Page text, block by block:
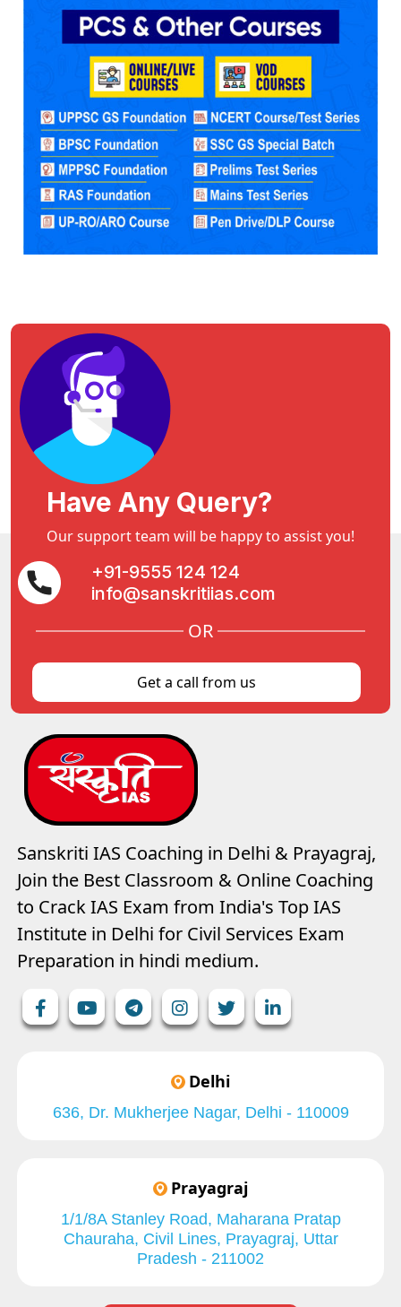
Have Any Query?
Our support team will be happy to assist you!
+91-9555 124 124
info@sanskritiias.com
OR
Get a call from us
Sanskriti IAS Coaching in Delhi & Prayagraj,
Join the Best Classroom & Online Coaching
to Crack IAS Exam from India's Top IAS
Institute in Delhi for Civil Services Exam
Preparation in hindi medium.
Delhi
636, Dr. Mukherjee Nagar, Delhi - 110009
Prayagraj
1/1/8A Stanley Road, Maharana Pratap
Chauraha, Civil Lines, Prayagraj, Uttar
Pradesh - 211002